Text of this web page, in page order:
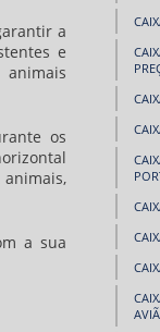
a
e
os
a sua